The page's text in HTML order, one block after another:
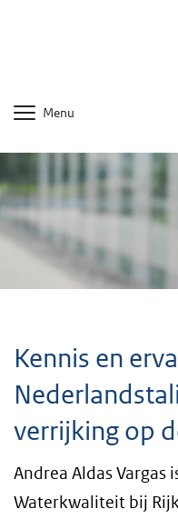
Menu
Kennis en
verrijking op
Andrea Aldas Vargas
Waterkwaliteit bij